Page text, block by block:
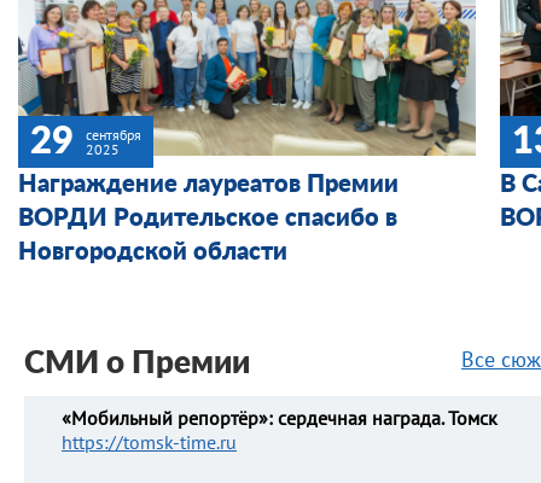
29
сентября
2025
Награждение лауреатов Премии
ВОРДИ Родительское спасибо в
Новгородской области
В
Все
СМИ о Премии
«Мобильный репортёр»: сердечная награда. Томск
https://tomsk-time.ru